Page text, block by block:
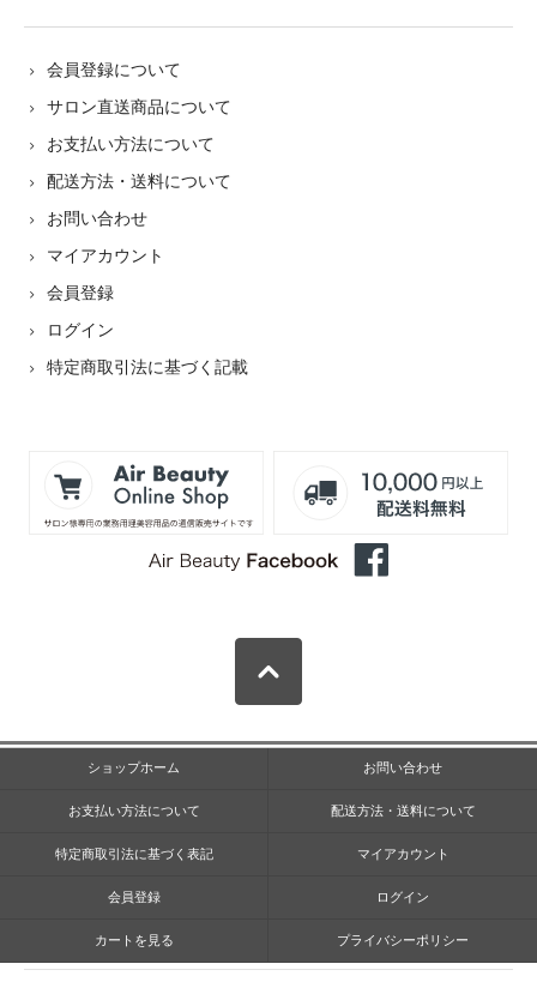
会員登録について
サロン直送商品について
お支払い方法について
配送方法・送料について
お問い合わせ
マイアカウント
会員登録
ログイン
特定商取引法に基づく記載
ショップホーム お問い合わせ
お支払い方法について 配送方法・送料について
特定商取引法に基づく表記 マイアカウント
会員登録 ログイン
カートを見る プライバシーポリシー